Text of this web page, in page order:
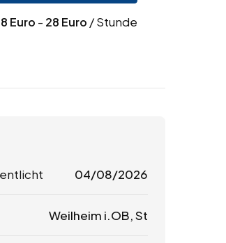
Euro - 28 Euro / Stunde
04/08/2026
Weilheim i.OB, St